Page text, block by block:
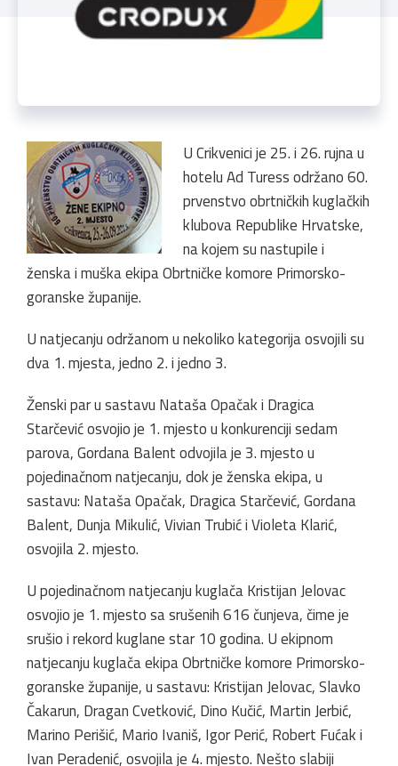
U Crikvenici je 25. i 26. rujna u
hotelu Ad Turess održano 60.
prvenstvo obrtničkih kuglačkih
klubova Republike Hrvatske,
na kojem su nastupile i
ženska i muška ekipa Obrtničke komore Primorsko-
goranske županije.
U natjecanju održanom u nekoliko kategorija osvojili su
dva 1. mjesta, jedno 2. i jedno 3.
Ženski par u sastavu Nataša Opačak i Dragica
Starčević osvojio je 1. mjesto u konkurenciji sedam
parova, Gordana Balent odvojila je 3. mjesto u
pojedinačnom natjecanju, dok je ženska ekipa, u
sastavu: Nataša Opačak, Dragica Starčević, Gordana
Balent, Dunja Mikulić, Vivian Trubić i Violeta Klarić,
osvojila 2. mjesto.
U pojedinačnom natjecanju kuglača Kristijan Jelovac
osvojio je 1. mjesto sa srušenih 616 čunjeva, čime je
srušio i rekord kuglane star 10 godina. U ekipnom
natjecanju kuglača ekipa Obrtničke komore Primorsko-
goranske županije, u sastavu: Kristijan Jelovac, Slavko
Čakarun, Dragan Cvetković, Dino Kučić, Martin Jerbić,
Marino Perišić, Mario Ivaniš, Igor Perić, Robert Fućak i
Ivan Peradenić, osvojila je 4. mjesto. Nešto slabiji